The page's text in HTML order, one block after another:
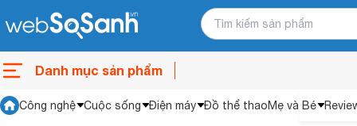
Danh mục sản phẩm
Công nghệ Cuộc sống Điện máy Đồ thể thaoMẹ và Bé